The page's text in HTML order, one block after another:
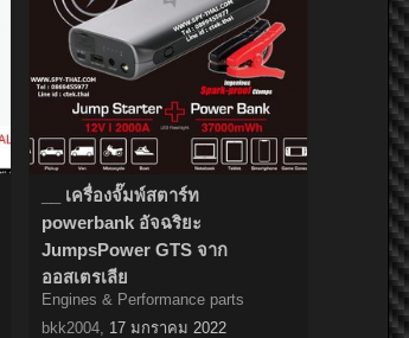
__ เครื่องจั๊มพ์สตาร์ท
powerbank อัจฉริยะ
JumpsPower GTS จาก
ออสเตรเลีย
Engines & Performance parts
bkk2004, 17 มกราคม 2022